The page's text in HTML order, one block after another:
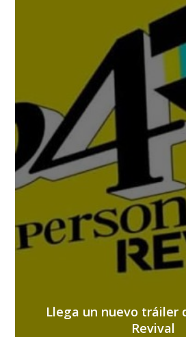
Llega un nuevo tráiler
Revival